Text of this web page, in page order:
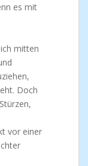
es mit
mitten
Doch
vor einer